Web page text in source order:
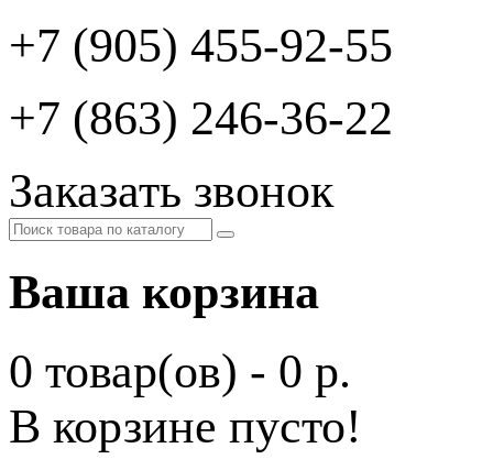
+7 (905) 455-92-55
+7 (863) 246-36-22
Заказать звонок
Ваша корзина
0 товар(ов) - 0 р.
В корзине пусто!